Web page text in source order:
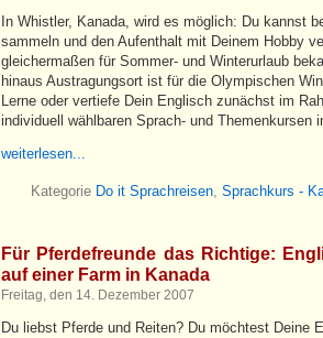
In Whistler, Kanada, wird es möglich: Du kannst
sammeln und den Aufenthalt mit Deinem Hobby
gleichermaßen für Sommer- und Winterurlaub
hinaus Austragungsort ist für die Olympischen
Lerne oder vertiefe Dein Englisch zunächst im
individuell wählbaren Sprach- und Themenkursen
weiterlesen...
Kategorie Do it Sprachreisen, Sprachkurs -
Für Pferdefreunde das Richtige:
auf einer Farm in Kanada
Freitag, den 14. Dezember 2007
Du liebst Pferde und Reiten? Du möchtest Deine